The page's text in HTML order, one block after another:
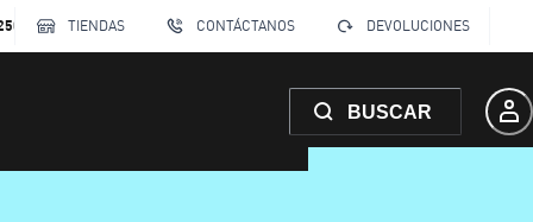
TIENDAS CONTÁCTANOS DEVOLUCIONES
BUSCAR